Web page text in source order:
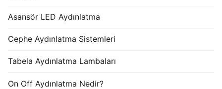
Asansör LED Aydınlatma
Cephe Aydınlatma Sistemleri
Tabela Aydınlatma Lambaları
On Off Aydınlatma Nedir?